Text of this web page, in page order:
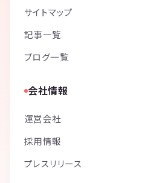
サイトマップ
記事一覧
ブログ一覧
会社情報
運営会社
採用情報
プレスリリース